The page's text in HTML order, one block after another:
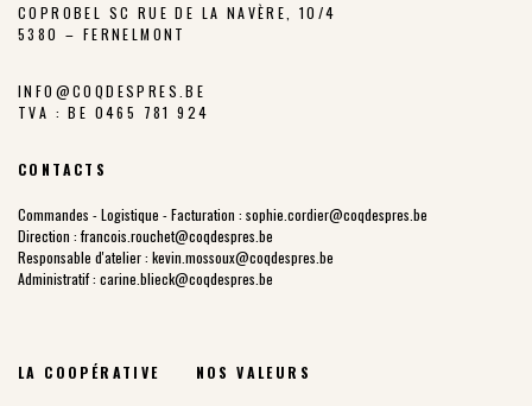
COPROBEL SC RUE DE LA NAVÈRE, 10/4
5380 – FERNELMONT
INFO@COQDESPRES.BE
TVA : BE 0465 781 924
CONTACTS
Commandes - Logistique - Facturation : sophie.cordier@coqdespres.be
Direction : francois.rouchet@coqdespres.be
Responsable d'atelier : kevin.mossoux@coqdespres.be
Administratif : carine.blieck@coqdespres.be
LA COOPÉRATIVE NOS VALEURS